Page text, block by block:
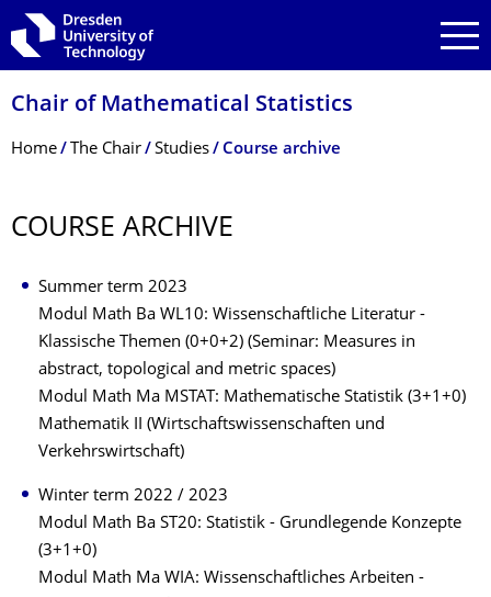
Skip to main navigation
Skip to search
Skip to content
Chair of Mathematical Statistics
Breadcrumb Menu
Home The Chair Studies Course archive
COURSE ARCHIVE
Summer term 2023
Modul Math Ba WL10: Wissenschaftliche Literatur -
Klassische Themen (0+0+2) (Seminar: Measures in
abstract, topological and metric spaces)
Modul Math Ma MSTAT: Mathematische Statistik (3+1+0)
Mathematik II (Wirtschaftswissenschaften und
Verkehrswirtschaft)
Winter term 2022 / 2023
Modul Math Ba ST20: Statistik - Grundlegende Konzepte
(3+1+0)
Modul Math Ma WIA: Wissenschaftliches Arbeiten -